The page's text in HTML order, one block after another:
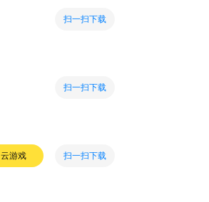
扫一扫下载
扫一扫下载
云游戏 扫一扫下载